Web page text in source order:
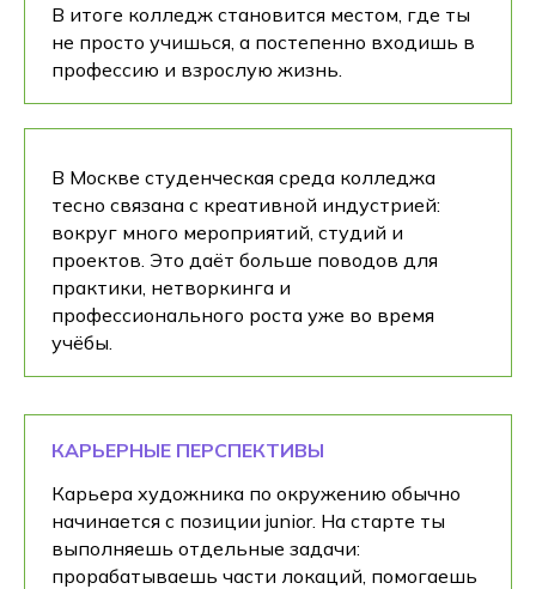
В итоге колледж становится местом, где ты
не просто учишься, а постепенно входишь в
профессию и взрослую жизнь.
В Москве студенческая среда колледжа
тесно связана с креативной индустрией:
вокруг много мероприятий, студий и
проектов. Это даёт больше поводов для
практики, нетворкинга и
профессионального роста уже во время
учёбы.
КАРЬЕРНЫЕ ПЕРСПЕКТИВЫ
Карьера художника по окружению обычно
начинается с позиции junior. На старте ты
выполняешь отдельные задачи:
прорабатываешь части локаций, помогаешь